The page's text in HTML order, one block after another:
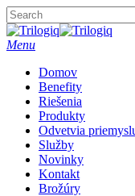
Skip
to
main
Close
Search
Menu
Domov
Benefity
Riešenia
Produkty
Odvetvia
Služby
Novinky
Kontakt
Brožúry